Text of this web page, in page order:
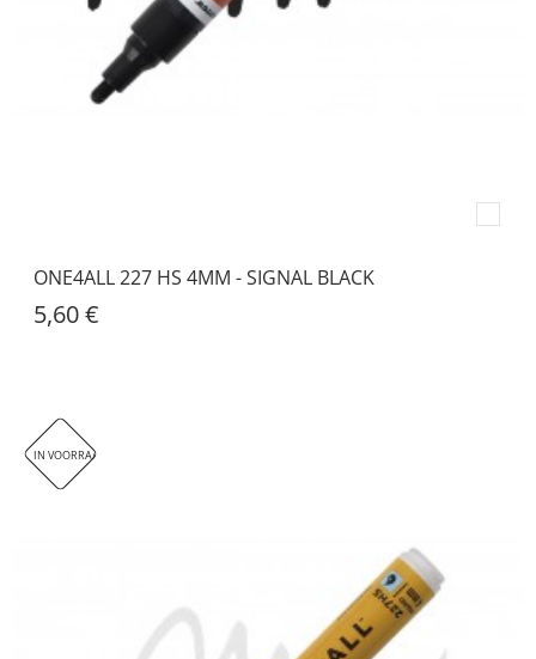
ONE4ALL 227 HS 4MM - SIGNAL BLACK
5,60 €
IN VOORRAAD